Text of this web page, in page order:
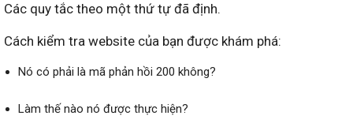
Các quy tắc theo một thứ tự đã định.
Cách kiểm tra website của bạn được khám phá:
Nó có phải là mã phản hồi 200 không?
Làm thế nào nó được thực hiện?